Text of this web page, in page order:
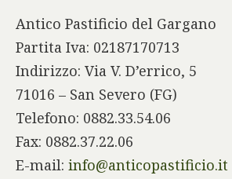
Antico Pastificio del Gargano
Partita Iva: 02187170713
Indirizzo: Via V. D’errico, 5
71016 – San Severo (FG)
Telefono: 0882.33.54.06
Fax: 0882.37.22.06
E-mail: info@anticopastificio.it